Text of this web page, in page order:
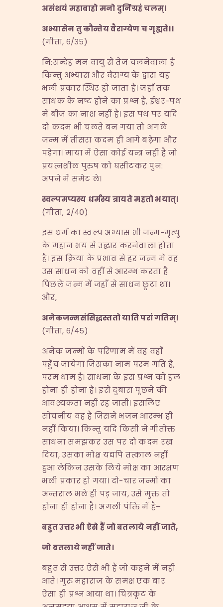
असंशयं महाबाहो मनो दुर्निग्रहं चलम्।
अभ्यासेन तु कौन्तेय वैराग्येण च गृह्यते।।
(गीता, ६/३५)
नि:सन्देह मन वायु से तेज चलनेवाला है
किन्तु अभ्यास और वैराग्य के द्वारा यह
भली प्रकार स्थिर हो जाता है। जहाँ तक
साधक के नष्ट होने का प्रश्न है, ईश्वर-पथ
में बीज का नाश नहीं है। इस पथ पर यदि
दो कदम भी चलते बन गया तो अगले
जन्म में तीसरा कदम ही आगे बढ़ेगा और
पड़ेगा। माया में ऐसा कोई यन्त्र नहीं है जो
प्रयत्नशील पुरुष को घसीटकर पुन:
अपने में समेट ले।
स्वल्पमप्यस्य धर्मस्य त्रायते महतो भयात्।
(गीता, २/४०)
इस धर्म का स्वल्प अभ्यास भी जन्म-मृत्यु
के महान भय से उद्धार करनेवाला होता
है। इस क्रिया के प्रभाव से हर जन्म में वह
उस साधन को वहीं से आरम्भ करता है
पिछले जन्म में जहाँ से साधन छूटा था।
और,
अनेकजन्मसंसिद्धस्ततो याति परां गतिम्।
(गीता, ६/४५)
अनेक जन्मों के परिणाम में वह वहाँ
पहुँच जायेगा जिसका नाम परम गति है,
परम धाम है। साधना के इस प्रश्न को हल
होना ही होना है। इसे दुबारा पूछने की
आवश्यकता नहीं रह जाती। इसलिए
सोचनीय वह है जिसने भजन आरम्भ ही
नहीं किया। किन्तु यदि किसी ने गीतोक्त
साधना समझकर उस पर दो कदम रख
दिया, उसका मोक्ष यद्यपि तत्काल नहीं
हुआ लेकिन उसके लिये मोक्ष का आरक्षण
भली प्रकार हो गया। दो-चार जन्मों का
अन्तराल भले ही पड़ जाय, उसे मुक्त तो
होना ही होना है। अगली पंक्ति में है–
बहुत उत्तर भी ऐसे हैं जो बतलाये नहीं जाते,
जो बतलाये नहीं जाते।
बहुत से उत्तर ऐसे भी हैं जो कहने में नहीं
आते। गुरु महाराज के समक्ष एक बार
ऐसा ही प्रश्न आया था। चित्रकूट के